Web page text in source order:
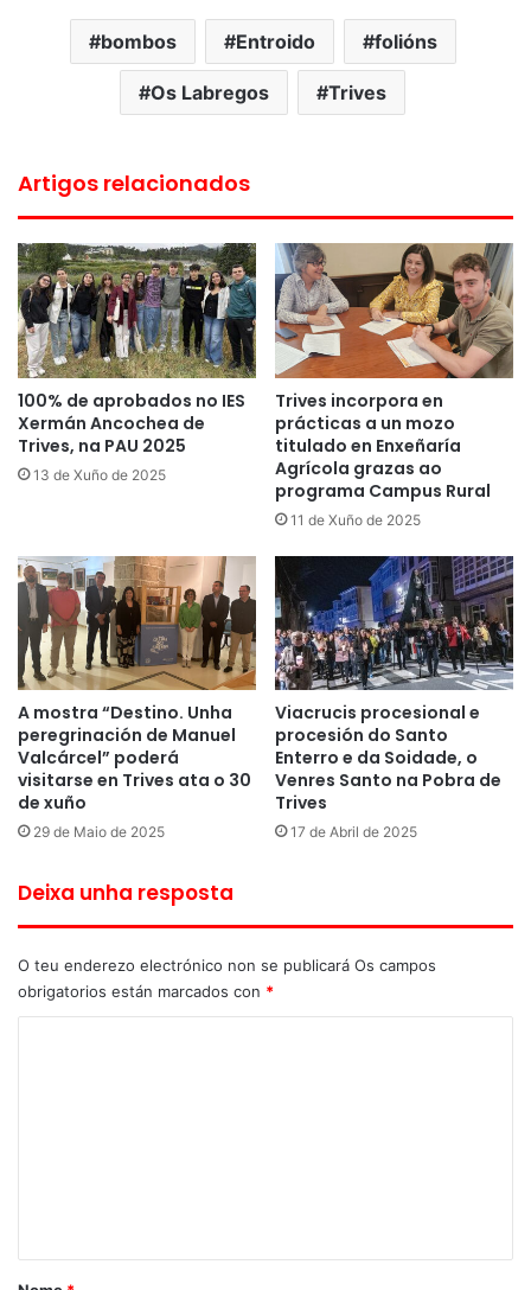
bombos Entroido folións
Os Labregos Trives
Artigos relacionados
100% de aprobados no IES
Xermán Ancochea de
Trives, na PAU 2025
13 de Xuño de 2025
Trives incorpora en
prácticas a un mozo
titulado en Enxeñaría
Agrícola grazas ao
programa Campus Rural
11 de Xuño de 2025
A mostra “Destino. Unha
peregrinación de Manuel
Valcárcel” poderá
visitarse en Trives ata o 30
de xuño
29 de Maio de 2025
Viacrucis procesional e
procesión do Santo
Enterro e da Soidade, o
Venres Santo na Pobra de
Trives
17 de Abril de 2025
Deixa unha resposta
O teu enderezo electrónico non se publicará Os campos
obrigatorios están marcados con *
r